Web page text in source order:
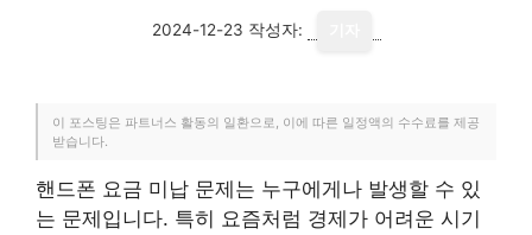
2024-12-23 작성자:
이 포스팅은 파트너스 활동의 일환으로, 이에 따른 일정액의 수수료를 제공
받습니다.
핸드폰 요금 미납 문제는 누구에게나 발생할 수 있
는 문제입니다. 특히 요즘처럼 경제가 어려운 시기